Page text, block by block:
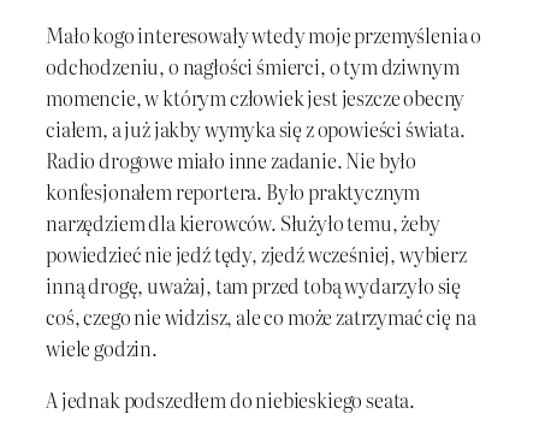
Mało kogo interesowały wtedy moje przemyślenia o
odchodzeniu, o nagłości śmierci, o tym dziwnym
momencie, w którym człowiek jest jeszcze obecny
ciałem, a już jakby wymyka się z opowieści świata.
Radio drogowe miało inne zadanie. Nie było
konfesjonałem reportera. Było praktycznym
narzędziem dla kierowców. Służyło temu, żeby
powiedzieć nie jedź tędy, zjedź wcześniej, wybierz
inną drogę, uważaj, tam przed tobą wydarzyło się
coś, czego nie widzisz, ale co może zatrzymać cię na
wiele godzin.
A jednak podszedłem do niebieskiego seata.